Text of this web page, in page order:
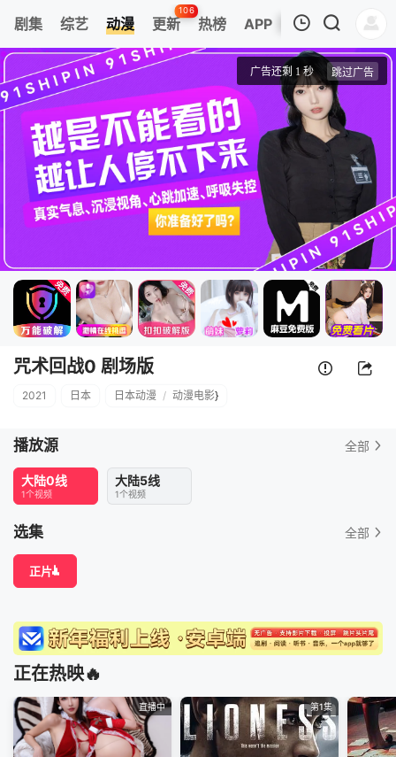
剧集 综艺 动漫 更新
106
热榜 APP
我的观影记录
正片
咒术回战0 剧场版
清空
咒术回战0 剧场版
2021 日本 日本动漫 / 动漫电影}
播放源 全部
大陆0线
1个视频
大陆5线
1个视频
选集 全部
正片
正在热映🔥
直播中 第1集